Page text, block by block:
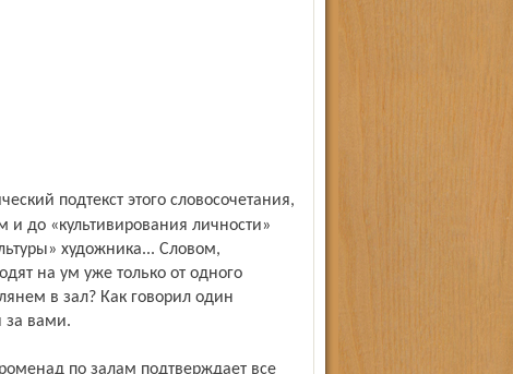
и до «культивирования личности»
художника... Словом,
на ум уже только от одного
в зал? Как говорил один
за вами.